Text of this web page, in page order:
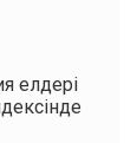
елдері